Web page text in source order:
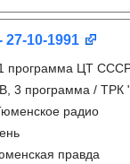
27-10-1991
программа ЦТ
3 программа / ТРК
радио
правда